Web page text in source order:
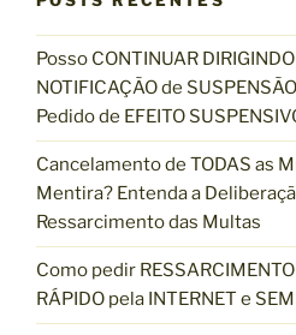
t
u
i
s
a
r
p
o
r
Posso CONTINUAR
NOTIFICAÇÃO de
Pedido de EFEITO
Cancelamento de TODAS as
Mentira? Entenda a
Ressarcimento das Multas
Como pedir
RÁPIDO pela INTERNET e